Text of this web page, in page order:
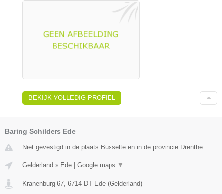
BEKIJK VOLLEDIG PROFIEL
Baring Schilders Ede
Niet gevestigd in de plaats Busselte en in de provincie Drenthe.
Gelderland » Ede Google maps ▼
Kranenburg 67 6714 DT Ede (Gelderland)